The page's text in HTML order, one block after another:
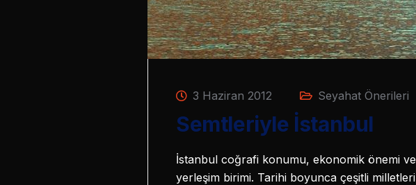
3 Haziran 2012 Seyahat Önerileri
Semtleriyle İstanbul
İstanbul coğrafi konumu, ekonomik önemi ve
yerleşim birimi. Tarihi boyunca çeşitli